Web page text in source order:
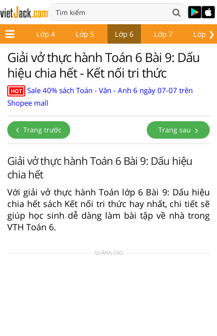
❯
3 Lớp 4 Lớp 5 Lớp 6 Lớp 7 Lớp 8
Giải vở thực hành Toán 6 Bài 9: Dấu
hiệu chia hết - Kết nối tri thức
HOT
Sale 40% sách Toán - Văn - Anh 6 ngày 07-07 trên
Shopee mall
Trang trước Trang sau
Giải vở thực hành Toán 6 Bài 9: Dấu hiệu
chia hết
Với giải vở thực hành Toán lớp 6 Bài 9: Dấu hiệu
chia hết sách Kết nối tri thức hay nhất, chi tiết sẽ
giúp học sinh dễ dàng làm bài tập về nhà trong
VTH Toán 6.
QUẢNG CÁO